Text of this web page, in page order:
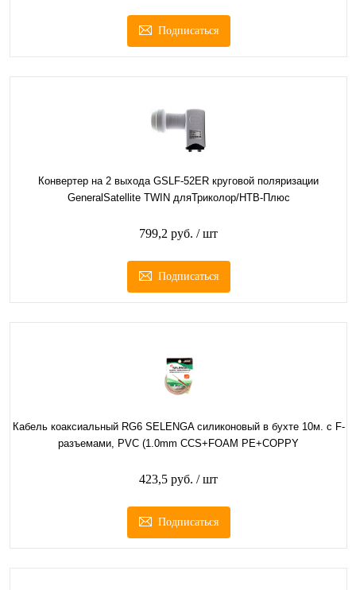
Подписаться
Конвертер на 2 выхода GSLF-52ER круговой поляризации
GeneralSatellite TWIN дляТриколор/НТВ-Плюс
799,2 руб. / шт
Подписаться
Кабель коаксиальный RG6 SELENGA силиконовый в бухте 10м. с F-
разъемами, PVC (1.0mm CCS+FOAM PE+COPPY
423,5 руб. / шт
Подписаться